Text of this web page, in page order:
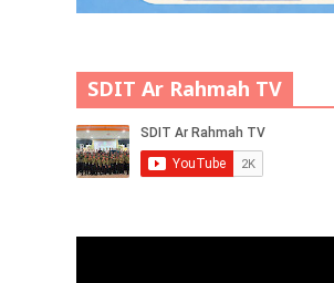
SDIT Ar Rahmah TV